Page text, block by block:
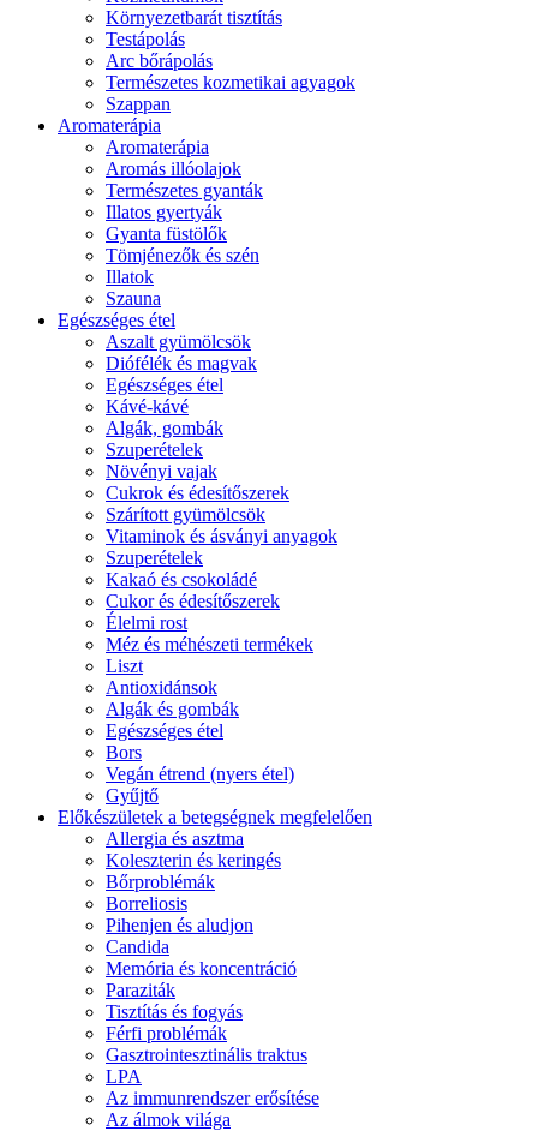
Környezetbarát tisztítás
Testápolás
Arc bőrápolás
Természetes kozmetikai agyagok
Szappan
Aromaterápia
Aromaterápia
Aromás illóolajok
Természetes gyanták
Illatos gyertyák
Gyanta füstölők
Tömjénezők és szén
Illatok
Szauna
Egészséges étel
Aszalt gyümölcsök
Diófélék és magvak
Egészséges étel
Kávé-kávé
Algák, gombák
Szuperételek
Növényi vajak
Cukrok és édesítőszerek
Szárított gyümölcsök
Vitaminok és ásványi anyagok
Szuperételek
Kakaó és csokoládé
Cukor és édesítőszerek
Élelmi rost
Méz és méhészeti termékek
Liszt
Antioxidánsok
Algák és gombák
Egészséges étel
Bors
Vegán étrend (nyers étel)
Gyűjtő
Előkészületek a betegségnek megfelelően
Allergia és asztma
Koleszterin és keringés
Bőrproblémák
Borreliosis
Pihenjen és aludjon
Candida
Memória és koncentráció
Paraziták
Tisztítás és fogyás
Férfi problémák
Gasztrointesztinális traktus
LPA
Az immunrendszer erősítése
Az álmok világa